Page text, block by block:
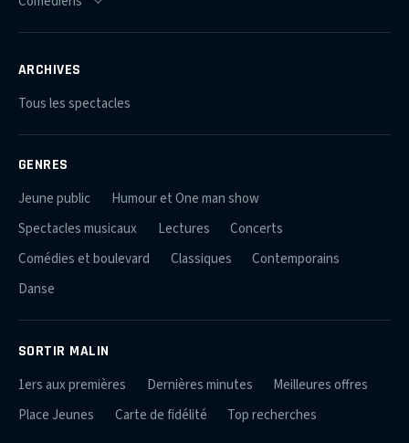
ARCHIVES
Tous les spectacles
GENRES
Jeune public
Humour et One man show
Spectacles musicaux
Lectures
Concerts
Comédies et boulevard
Classiques
Contemporains
Danse
SORTIR MALIN
1ers aux premières Dernières minutes
Meilleures offres
Place Jeunes
Carte de fidélité Top recherches